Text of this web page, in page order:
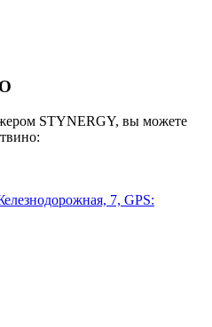
STYNERGY, вы можете
7, GPS: